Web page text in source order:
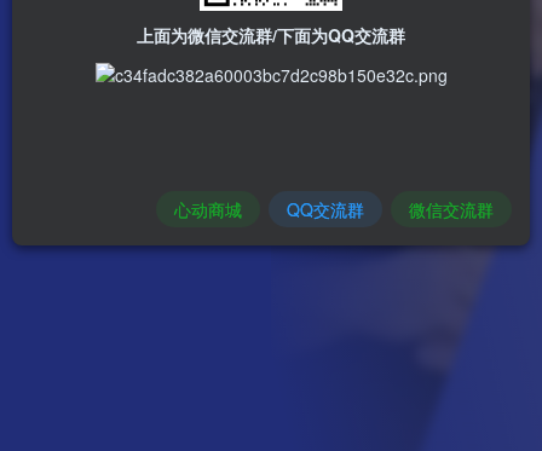
上面为微信交流群/下面为QQ交流群
心动商城 QQ交流群 微信交流群